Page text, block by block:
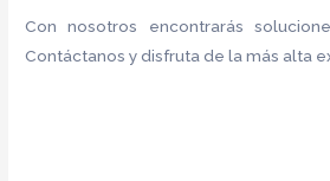
Con nosotros encontrarás
Contáctanos y disfruta de la más alta